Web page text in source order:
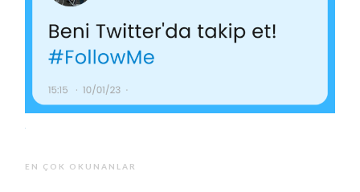
EN ÇOK OKUNANLAR